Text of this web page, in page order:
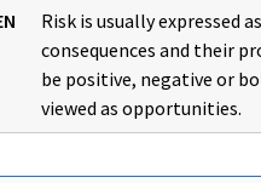
Risk is usually expressed
consequences and their
be positive, negative or
viewed as opportunities.